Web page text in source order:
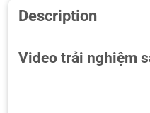
Description
Video trải nghiệm